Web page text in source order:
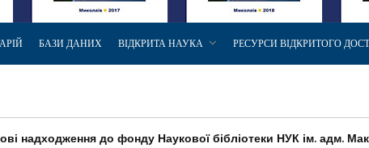
БАЗИ ДАНИХ ВІДКРИТА НАУКА РЕСУРСИ ВІДКРИТОГО
надходження до фонду Наукової бібліотеки НУК ім. адм.